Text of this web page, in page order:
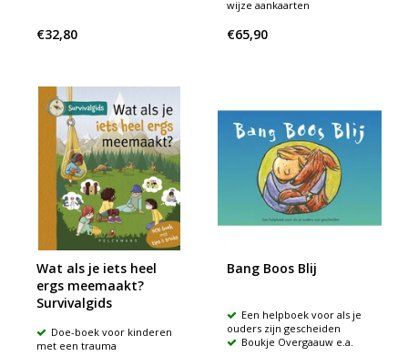
€32,80
wijze aankaarten
€65,90
Wat als je iets heel
ergs meemaakt?
Survivalgids
Doe-boek voor kinderen
met een trauma
Bang Boos Blij
Een helpboek voor als je
ouders zijn gescheiden
Boukje Overgaauw e.a.